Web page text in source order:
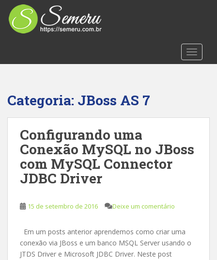
Categoria: JBoss AS 7
Configurando uma
Conexão MySQL no JBoss
com MySQL Connector
JDBC Driver
15 de setembro de 2016 Deixe um comentário
Em um posts anterior aprendemos como criar uma
conexão via JBoss e um banco MSQL Server usando o
JTDS Driver e Microsoft JDBC Driver. Neste post